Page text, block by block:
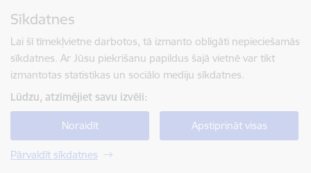
Sīkdatnes
Lai šī tīmekļvietne darbotos, tā izmanto obligāti nepieciešamās
sīkdatnes. Ar Jūsu piekrišanu papildus šajā vietnē var tikt
izmantotas statistikas un sociālo mediju sīkdatnes.
Lūdzu, atzīmējiet savu izvēli:
Noraidīt Apstiprināt visas
Pārvaldīt sīkdatnes